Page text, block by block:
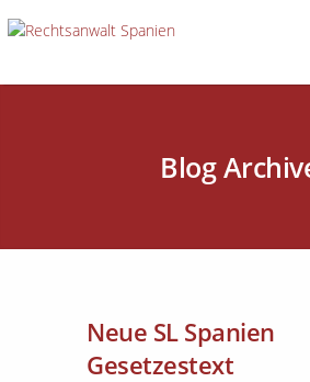
Blog
Neue SL Spanien
Gesetzestext